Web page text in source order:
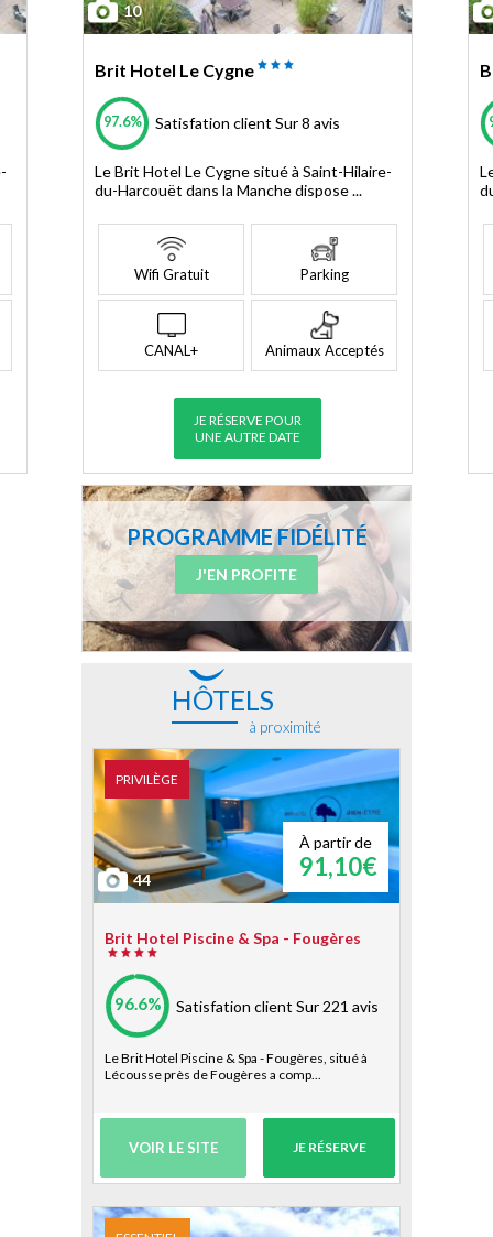
10
Brit Hotel Le Cygne
97.6% Satisfation client Sur 8 avis
Le Brit Hotel Le Cygne situé à Saint-Hilaire-
du-Harcouët dans la Manche dispose ...
Wifi Gratuit Parking
CANAL+ Animaux Acceptés
JE RÉSERVE POUR
UNE AUTRE DATE
PROGRAMME FIDÉLITÉ
J'EN PROFITE
HÔTELS
à proximité
À partir de
91,10€
PRIVILÈGE
44
Brit Hotel Piscine & Spa - Fougères
96.6% Satisfation client Sur 221 avis
Le Brit Hotel Piscine & Spa - Fougères, situé à
Lécousse près de Fougères a comp...
VOIR LE SITE JE RÉSERVE